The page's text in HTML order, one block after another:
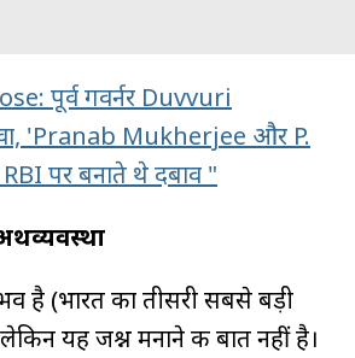
पूर्व गवर्नर Duvvuri
'Pranab Mukherjee और P.
पर बनाते थे दबाव "
है (भारत का तीसरी सबसे बड़ी
यह जश्न मनाने की बात नहीं है।